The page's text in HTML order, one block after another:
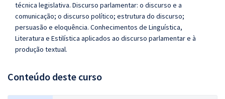
técnica legislativa. Discurso parlamentar: o discurso e a
comunicação; o discurso político; estrutura do discurso;
persuasão e eloquência. Conhecimentos de Linguística,
Literatura e Estilística aplicados ao discurso parlamentar e à
produção textual.
Conteúdo deste curso